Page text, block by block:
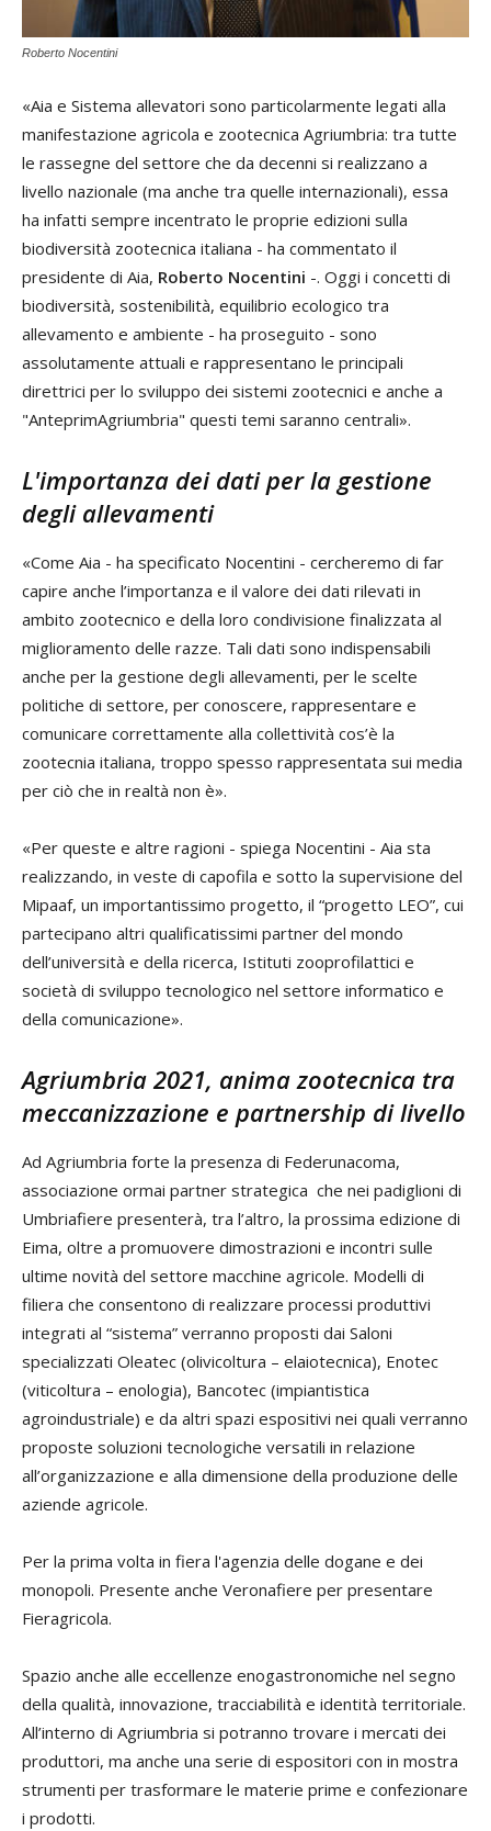
Roberto Nocentini
«Aia e Sistema allevatori sono particolarmente legati alla
manifestazione agricola e zootecnica Agriumbria: tra tutte
le rassegne del settore che da decenni si realizzano a
livello nazionale (ma anche tra quelle internazionali), essa
ha infatti sempre incentrato le proprie edizioni sulla
biodiversità zootecnica italiana - ha commentato il
presidente di Aia, Roberto Nocentini -. Oggi i concetti di
biodiversità, sostenibilità, equilibrio ecologico tra
allevamento e ambiente - ha proseguito - sono
assolutamente attuali e rappresentano le principali
direttrici per lo sviluppo dei sistemi zootecnici e anche a
"AnteprimAgriumbria" questi temi saranno centrali».
L'importanza dei dati per la gestione
degli allevamenti
«Come Aia - ha specificato Nocentini - cercheremo di far
capire anche l’importanza e il valore dei dati rilevati in
ambito zootecnico e della loro condivisione finalizzata al
miglioramento delle razze. Tali dati sono indispensabili
anche per la gestione degli allevamenti, per le scelte
politiche di settore, per conoscere, rappresentare e
comunicare correttamente alla collettività cos’è la
zootecnia italiana, troppo spesso rappresentata sui media
per ciò che in realtà non è».
«Per queste e altre ragioni - spiega Nocentini - Aia sta
realizzando, in veste di capofila e sotto la supervisione del
Mipaaf, un importantissimo progetto, il “progetto LEO”, cui
partecipano altri qualificatissimi partner del mondo
dell’università e della ricerca, Istituti zooprofilattici e
società di sviluppo tecnologico nel settore informatico e
della comunicazione».
Agriumbria 2021, anima zootecnica tra
meccanizzazione e partnership di livello
Ad Agriumbria forte la presenza di Federunacoma,
associazione ormai partner strategica che nei padiglioni di
Umbriafiere presenterà, tra l’altro, la prossima edizione di
Eima, oltre a promuovere dimostrazioni e incontri sulle
ultime novità del settore macchine agricole. Modelli di
filiera che consentono di realizzare processi produttivi
integrati al “sistema” verranno proposti dai Saloni
specializzati Oleatec (olivicoltura – elaiotecnica), Enotec
(viticoltura – enologia), Bancotec (impiantistica
agroindustriale) e da altri spazi espositivi nei quali verranno
proposte soluzioni tecnologiche versatili in relazione
all’organizzazione e alla dimensione della produzione delle
aziende agricole.
Per la prima volta in fiera l'agenzia delle dogane e dei
monopoli. Presente anche Veronafiere per presentare
Fieragricola.
Spazio anche alle eccellenze enogastronomiche nel segno
della qualità, innovazione, tracciabilità e identità territoriale.
All’interno di Agriumbria si potranno trovare i mercati dei
produttori, ma anche una serie di espositori con in mostra
strumenti per trasformare le materie prime e confezionare
i prodotti.